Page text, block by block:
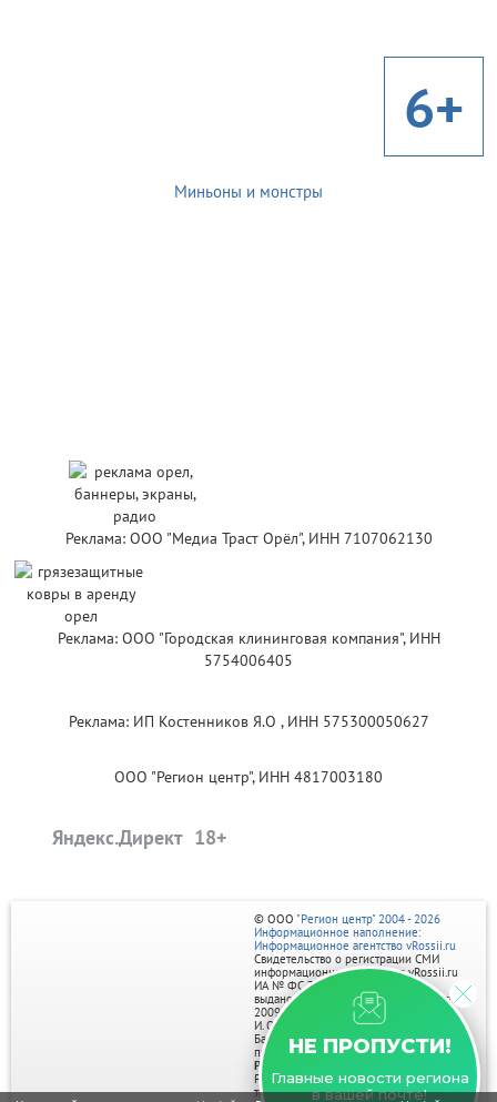
6+
Миньоны и монстры
Реклама: ООО "Медиа Траст Орёл", ИНН 7107062130
Реклама: ООО "Городская клининговая компания", ИНН
5754006405
Реклама: ИП Костенников Я.О , ИНН 575300050627
ООО "Регион центр", ИНН 4817003180
Яндекс.Директ
НЕ ПРОПУСТИ!
Главные новости региона
в вашей почте!
© ООО "Регион центр" 2004 - 2026
Информационное наполнение:
Информационное агентство vRossii.ru
Свидетельство о регистрации СМИ
информационного агентства vRossii.ru
ИА № ФС 77‑35502
выдано РОСКОМНАДЗОРом 04 марта
2009г.
И. О. Главного редактора Нарыков А. Н.
Баннеры на портале размещаются на
правах рекламы.
Реклама на портале:
Рекламное агентство "Умный маркетинг"
тел. 7-910-267-70-40,